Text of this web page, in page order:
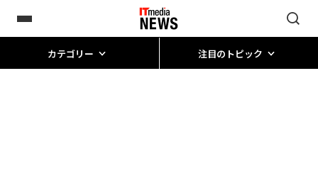
カテゴリー 注目のトピック